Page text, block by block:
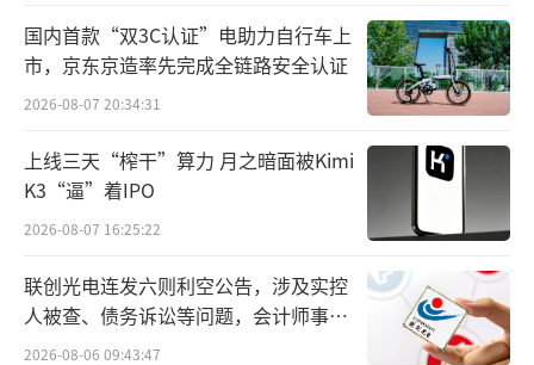
今年以来，AI大模型的爆发，为人形机器
人带来了关键的契机。AI大模型以及后续的多
模态，可以从语音、视觉感知、决策、控制等
多方面为机器人更好进行学习训练和进化，极
大推动研发进程。
与此同时，政策面的强力支持，以及制造
成本持续降低，将会大幅度地拓展人形机器人
的应用场景。
国内首款“双3C认证”电助力自行车上
市，京东京造率先完成全链路安全认证
2026-08-07 20:34:31
上线三天“榨干”算力 月之暗面被Kimi
K3“逼”着IPO
2026-08-07 16:25:22
联创光电连发六则利空公告，涉及实控
人被查、债务诉讼等问题，会计师事务
所曾出具“保留意见”
2026-08-06 09:43:47